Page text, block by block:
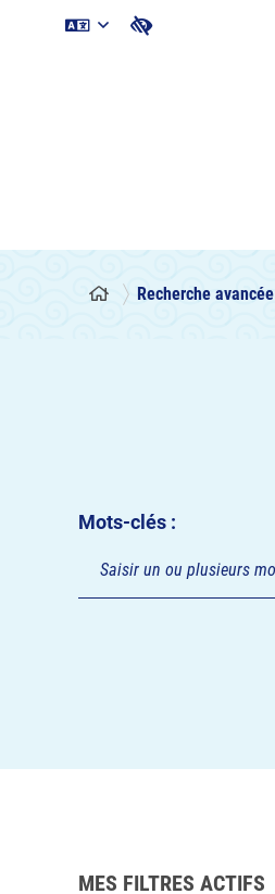
Recherche avancée
Mots-clés :
MES FILTRES ACTIFS